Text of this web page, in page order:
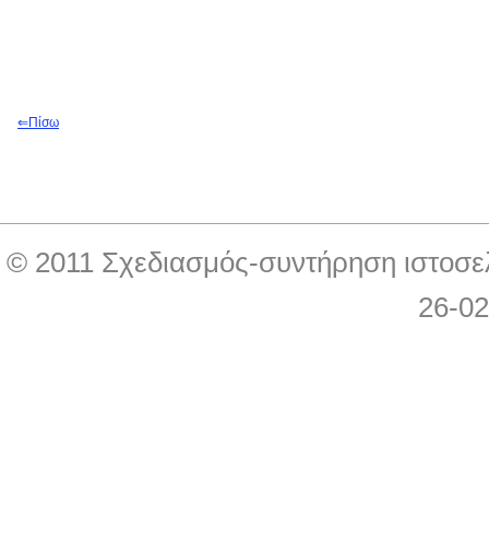
⇐Πίσω
© 2011 Σχεδιασμός-συντήρηση
26-